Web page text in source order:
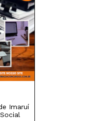
Imaruí